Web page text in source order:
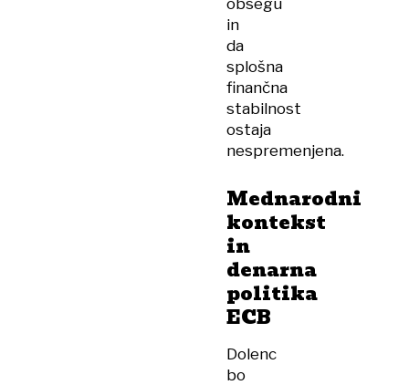
obsegu
in
da
splošna
finančna
stabilnost
ostaja
nespremenjena.
Mednarodni
kontekst
in
denarna
politika
ECB
Dolenc
bo